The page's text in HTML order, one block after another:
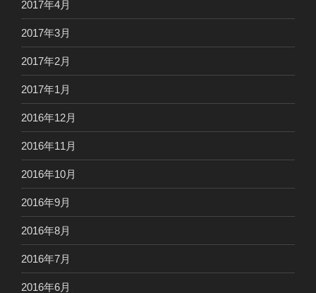
2017年4月
2017年3月
2017年2月
2017年1月
2016年12月
2016年11月
2016年10月
2016年9月
2016年8月
2016年7月
2016年6月